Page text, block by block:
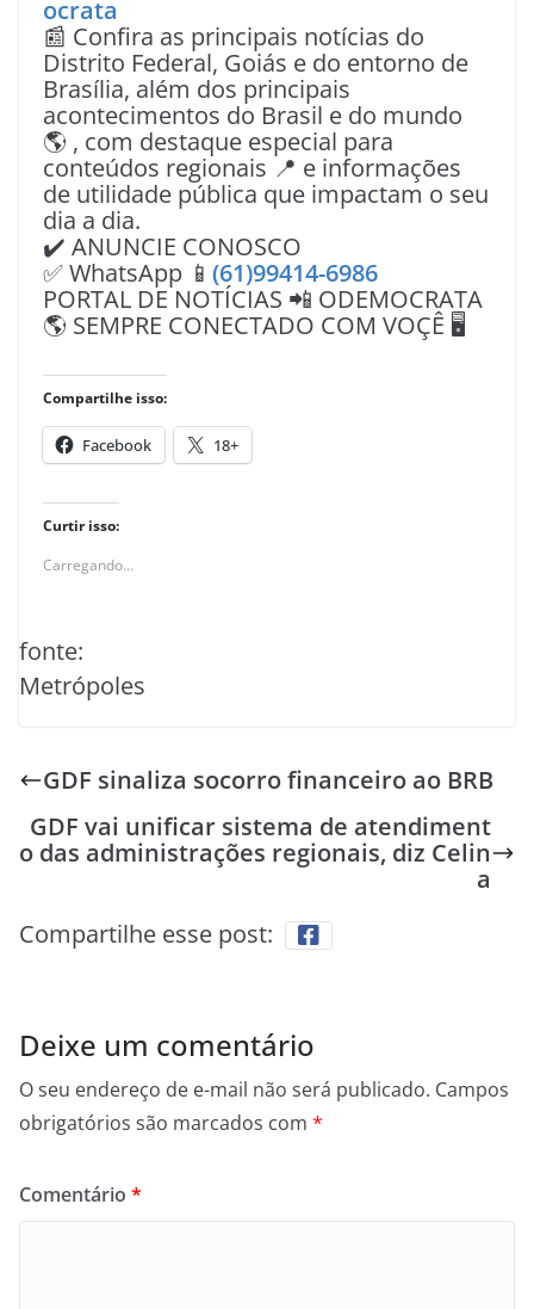
ocrata
📰 Confira as principais notícias do
Distrito Federal, Goiás e do entorno de
Brasília, além dos principais
acontecimentos do Brasil e do mundo
🌎 , com destaque especial para
conteúdos regionais 📍 e informações
de utilidade pública que impactam o seu
dia a dia.
✔️ ANUNCIE CONOSCO
✅ WhatsApp 📱 (61)99414-6986
PORTAL DE NOTÍCIAS 📲 ODEMOCRATA
🌎 SEMPRE CONECTADO COM VOÇÊ 🖥️
Compartilhe isso:
Facebook 18+
Curtir isso:
Carregando...
fonte:
Metrópoles
GDF sinaliza socorro financeiro ao BRB
GDF vai unificar sistema de atendiment
o das administrações regionais, diz Celin
a
Compartilhe esse post:
Deixe um comentário
O seu endereço de e-mail não será publicado. Campos
obrigatórios são marcados com *
Comentário *